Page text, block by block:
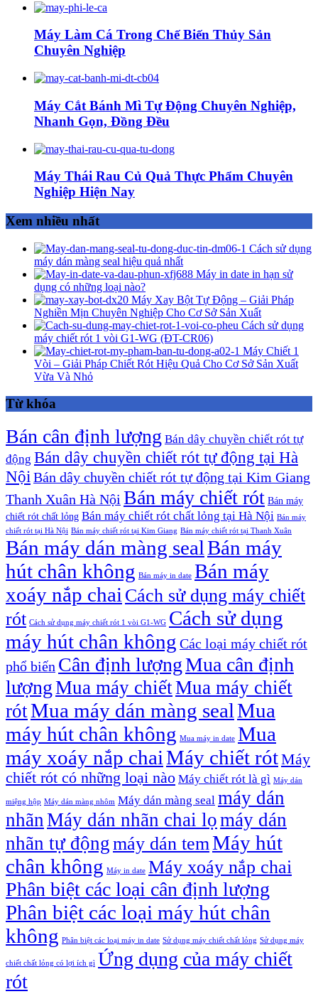
Máy Làm Cá Trong Chế Biến Thủy Sản
Chuyên Nghiệp
Máy Cắt Bánh Mì Tự Động Chuyên Nghiệp,
Nhanh Gọn, Đồng Đều
Máy Thái Rau Củ Quả Thực Phẩm Chuyên
Nghiệp Hiện Nay
Xem nhiều nhất
Cách sử dụng
máy dán màng seal hiệu quả nhất
Máy in date in hạn sử
dụng có những loại nào?
Máy Xay Bột Tự Động – Giải Pháp
Nghiền Mịn Chuyên Nghiệp Cho Cơ Sở Sản Xuất
Cách sử dụng
máy chiết rót 1 vòi G1-WG (ĐT-CR06)
Máy Chiết 1
Vòi – Giải Pháp Chiết Rót Hiệu Quả Cho Cơ Sở Sản Xuất
Vừa Và Nhỏ
Từ khóa
Bán cân định lượng Bán dây chuyền chiết rót tự
động Bán dây chuyền chiết rót tự động tại Hà
Nội Bán dây chuyền chiết rót tự động tại Kim Giang
Thanh Xuân Hà Nội Bán máy chiết rót Bán máy
chiết rót chất lỏng Bán máy chiết rót chất lỏng tại Hà Nội Bán máy
chiết rót tại Hà Nội Bán máy chiết rót tại Kim Giang Bán máy chiết rót tại Thanh Xuân
Bán máy dán màng sealBán máy
hút chân không Bán máy in date Bán máy
xoáy nắp chai Cách sử dụng máy chiết
rót Cách sử dụng máy chiết rót 1 vòi G1-WG Cách sử dụng
máy hút chân không Các loại máy chiết rót
phổ biến Cân định lượngMua cân định
lượngMua máy chiếtMua máy chiết
rótMua máy dán màng sealMua
máy hút chân không Mua máy in date Mua
máy xoáy nắp chaiMáy chiết rótMáy
chiết rót có những loại nào Máy chiết rót là gì Máy dán
miệng hộp Máy dán màng nhôm Máy dán màng seal máy dán
nhãnMáy dán nhãn chai lọmáy dán
nhãn tự độngmáy dán temMáy hút
chân không Máy in date Máy xoáy nắp chai
Phân biệt các loại cân định lượng
Phân biệt các loại máy hút chân
không Phân biệt các loại máy in date Sử dụng máy chiết chất lỏng Sử dụng máy
chiết chất lỏng có lợi ích gì Ứng dụng của máy chiết
rót